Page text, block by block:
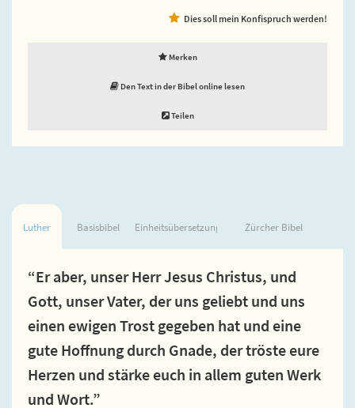
Dies soll mein Konfispruch werden!
Merken
Den Text in der Bibel online lesen
Teilen
Luther Basisbibel Einheitsübersetzung Zürcher Bibel
“Er aber, unser Herr Jesus Christus, und
Gott, unser Vater, der uns geliebt und uns
einen ewigen Trost gegeben hat und eine
gute Hoffnung durch Gnade, der tröste eure
Herzen und stärke euch in allem guten Werk
und Wort.”